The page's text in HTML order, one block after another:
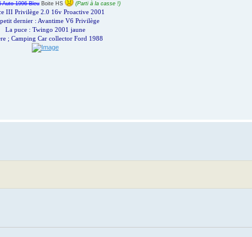
Auto 1996 Bleu Boite HS (Parti à la casse !)
III Privilège 2.0 16v Proactive 2001
dernier : Avantime V6 Privilège
La puce : Twingo 2001 jaune
; Camping Car collector Ford 1988